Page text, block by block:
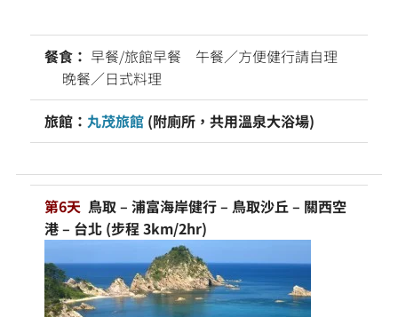
餐食： 早餐/旅館早餐 午餐／方便健行請自理
晚餐／日式料理
旅館： 丸茂旅館 (附廁所，共用溫泉大浴場)
第6天 鳥取 – 浦富海岸健行 – 鳥取沙丘 – 關西空
港 – 台北 (步程 3km/2hr)